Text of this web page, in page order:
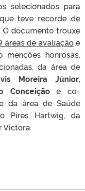
selecionados para
teve recorde de
O documento trouxe
áreas de avaliação e
honrosas.
da área de
Moreira Júnior,
Conceiçãoe co-
da área de Saúde
Pires Hartwig, da
Victora.